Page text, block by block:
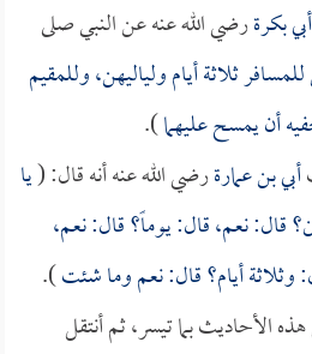
أبي بكرةرضي الله عنه عن النبي صلى
ثلاثة أيام ولياليهن، وللمقيم
أن يمسح عليهما).
أبي بن عمارةرضي الله عنه أنه قال: (يا
قال: نعم، قال: يوماً؟ قال: نعم،
وثلاثة أيام؟ قال: نعم وما شئت).
بما تيسر، ثم أنتقل